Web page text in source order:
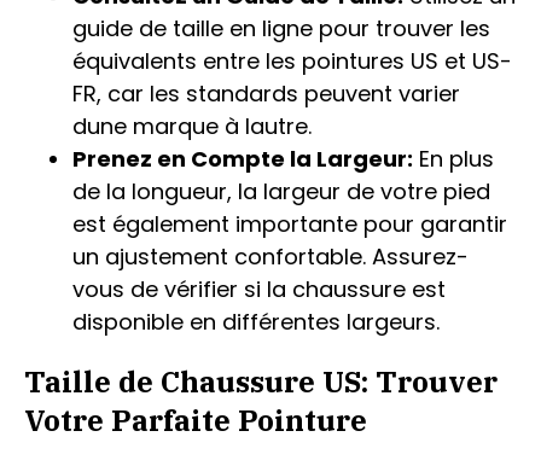
guide de taille en ligne pour trouver les
équivalents entre les pointures US et US-
FR, car les standards peuvent varier
dune marque à lautre.
Prenez en Compte la Largeur: En plus
de la longueur, la largeur de votre pied
est également importante pour garantir
un ajustement confortable. Assurez-
vous de vérifier si la chaussure est
disponible en différentes largeurs.
Taille de Chaussure US: Trouver
Votre Parfaite Pointure